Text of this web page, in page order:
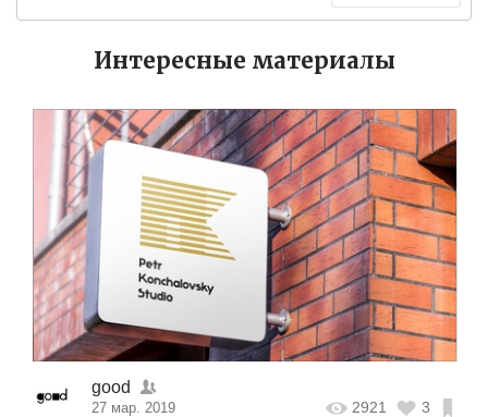
Интересные материалы
good
27 мар. 2019 2921 3